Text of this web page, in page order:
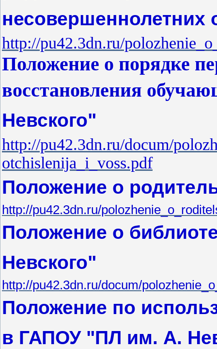
несовершеннолетних
http://pu42.3dn.ru/
Положение о порядке
восстановления
Невского"
http://pu42.3dn.ru/docum/
otchislenija_i_voss.pdf
Положение о
http://pu42.3dn.ru/
Положение о
Невского"
http://pu42.3dn.ru/docum/
Положение по
в ГАПОУ "ПЛ им. А.